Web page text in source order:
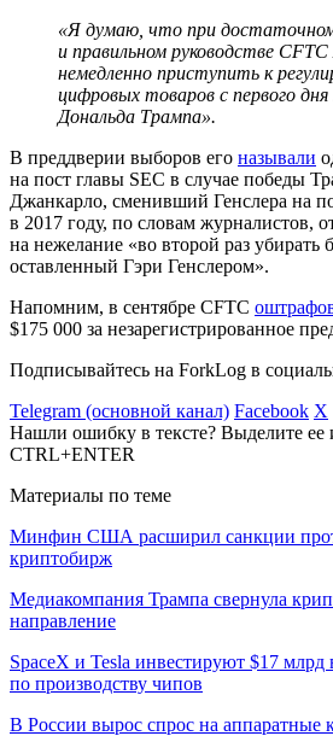
«Я думаю, что при
и правильном руководстве
немедленно приступить к
цифровых товаров с первого
Дональда Трампа».
В преддверии выборов его называли
на пост главы SEC в случае победы
Джанкарло, сменивший Генслера на
в 2017 году, по словам журналистов,
на нежелание «во второй раз убирать
оставленный Гэри Генслером».
Напомним, в сентябре CFTC
$175 000 за незарегистрированное
Подписывайтесь на ForkLog в
Telegram (основной канал) Facebook X
Нашли ошибку в тексте? Выделите ее
CTRL+ENTER
Материалы по теме
Минфин США расширил санкции
криптобирж
Медиакомпания Трампа свернула
направление
SpaceX и Tesla инвестируют $17 млрд
по производству чипов
В России вырос спрос на аппаратные